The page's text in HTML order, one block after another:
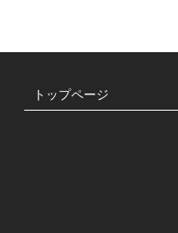
トップページ